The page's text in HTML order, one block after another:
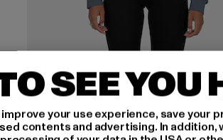
MJ GONZALES
SEE YOU
your use experience, save your
contents and advertising. In